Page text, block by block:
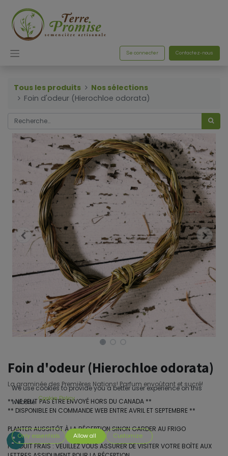
Se connecter Contactez-nous
Tous les produits
Nos sélections
Foin d'odeur (Hierochloe odorata)
Foin d'odeur (Hierochloe odorata)
La graminée des Premières Nations! Parfum envoûtant et sucré!
** NE PEUT PAS ÊTRE ENVOYÉ HORS DU CANADA **
** DISPONIBLE EN COMMANDE WEB ENTRE AVRIL ET SEPTEMBRE **
PLANTER AUSSITÔT À LA RÉCEPTION SINON GARDER AU FRIGO
PRODUIT FRAIS : VEUILLEZ VOUS ASSURER DE VISITER VOTRE BOÎTE AUX
We use cookies to provide you a better user experience on this
website. Cookie Policy
Only essentials Allow all Customize